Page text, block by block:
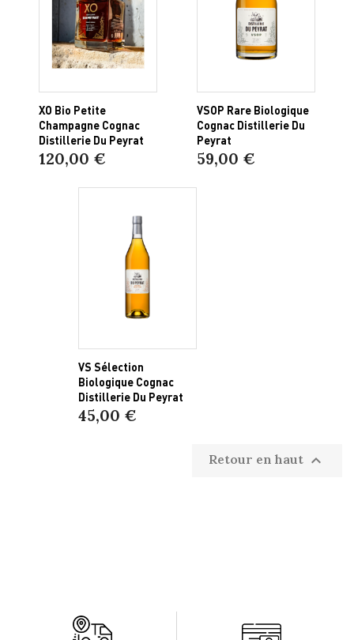
XO Bio Petite
Champagne Cognac
Distillerie Du Peyrat
120,00 €
VSOP Rare Biologique
Cognac Distillerie Du
Peyrat
59,00 €
VS Sélection
Biologique Cognac
Distillerie Du Peyrat
45,00 €
Retour en haut 